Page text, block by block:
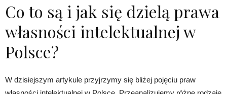
Co to są i jak się dzielą prawa
własności intelektualnej w
Polsce?
W dzisiejszym artykule przyjrzymy się bliżej pojęciu praw